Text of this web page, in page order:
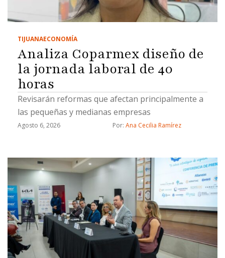
TIJUANAECONOMÍA
Analiza Coparmex diseño de
la jornada laboral de 40
horas
Revisarán reformas que afectan principalmente a
las pequeñas y medianas empresas
Agosto 6, 2026 Por: Ana Cecilia Ramírez